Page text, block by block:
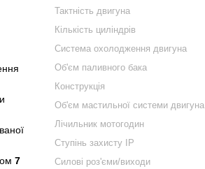
7
Тактність двигуна
Кількість циліндрів
Система охолодження двигуна
Об'єм паливного бака
Конструкція
Об'єм мастильної системи двигуна
Лічильник мотогодин
Ступінь захисту IP
Силові роз'єми/виходи